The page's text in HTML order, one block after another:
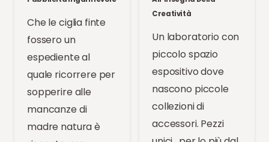
Che le ciglia finte
fossero un
espediente al
quale ricorrere per
sopperire alle
mancanze di
madre natura è
Creatività
Un laboratorio con
piccolo spazio
espositivo dove
nascono piccole
collezioni di
accessori. Pezzi